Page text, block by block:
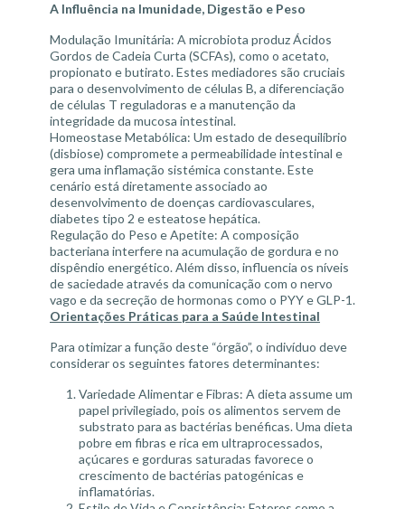
A Influência na Imunidade, Digestão e Peso
Modulação Imunitária: A microbiota produz Ácidos
Gordos de Cadeia Curta (SCFAs), como o acetato,
propionato e butirato. Estes mediadores são cruciais
para o desenvolvimento de células B, a diferenciação
de células T reguladoras e a manutenção da
integridade da mucosa intestinal.
Homeostase Metabólica: Um estado de desequilíbrio
(disbiose) compromete a permeabilidade intestinal e
gera uma inflamação sistémica constante. Este
cenário está diretamente associado ao
desenvolvimento de doenças cardiovasculares,
diabetes tipo 2 e esteatose hepática.
Regulação do Peso e Apetite: A composição
bacteriana interfere na acumulação de gordura e no
dispêndio energético. Além disso, influencia os níveis
de saciedade através da comunicação com o nervo
vago e da secreção de hormonas como o PYY e GLP-1.
Orientações Práticas para a Saúde Intestinal
Para otimizar a função deste “órgão”, o indivíduo deve
considerar os seguintes fatores determinantes:
Variedade Alimentar e Fibras: A dieta assume um
papel privilegiado, pois os alimentos servem de
substrato para as bactérias benéficas. Uma dieta
pobre em fibras e rica em ultraprocessados,
açúcares e gorduras saturadas favorece o
crescimento de bactérias patogénicas e
inflamatórias.